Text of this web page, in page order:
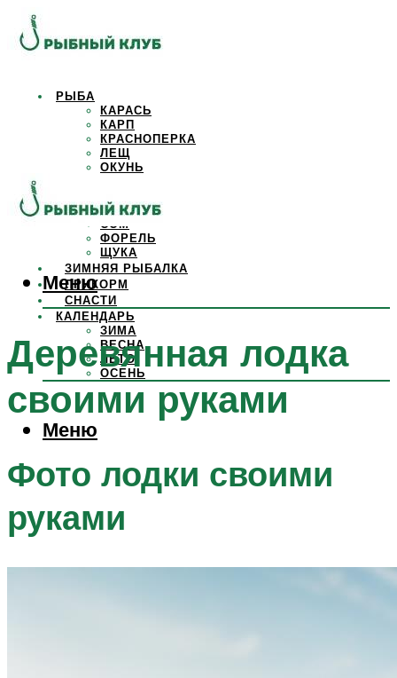
РЫБА
КАРАСЬ
КАРП
КРАСНОПЕРКА
ЛЕЩ
ОКУНЬ
САЗАН
СОМ
ФОРЕЛЬ
ЩУКА
ЗИМНЯЯ РЫБАЛКА
ПРИКОРМ
СНАСТИ
КАЛЕНДАРЬ
ЗИМА
ВЕСНА
ЛЕТО
ОСЕНЬ
Меню
Меню
Деревянная лодка
своими руками
Фото лодки своими
руками